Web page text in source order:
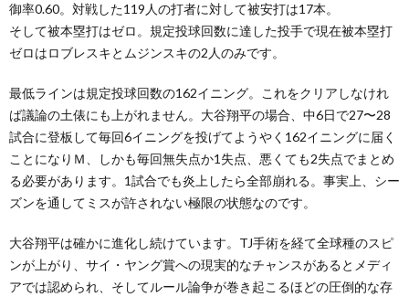
御率0.60。対戦した119人の打者に対して被安打は17本。
そして被本塁打はゼロ。規定投球回数に達した投手で現在被本塁打
ゼロはロブレスキとムジンスキの2人のみです。
最低ラインは規定投球回数の162イニング。これをクリアしなけれ
ば議論の土俵にも上がれません。大谷翔平の場合、中6日で27〜28
試合に登板して毎回6イニングを投げてようやく162イニングに届く
ことになりＭ、しかも毎回無失点か1失点、悪くても2失点でまとめ
る必要があります。1試合でも炎上したら全部崩れる。事実上、シー
ズンを通してミスが許されない極限の状態なのです。
大谷翔平は確かに進化し続けています。TJ手術を経て全球種のスピ
ンが上がり、サイ・ヤング賞への現実的なチャンスがあるとメディ
アでは認められ、そしてルール論争が巻き起こるほどの圧倒的な存